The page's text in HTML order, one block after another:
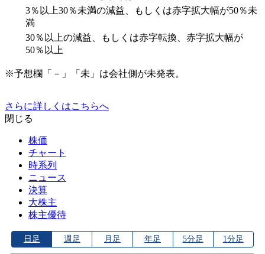
3％以上30％未満の減益、もしくは赤字拡大幅が50％未
満
30％以上の減益、もしくは赤字転換、赤字拡大幅が
50％以上
※予想欄「－」「未」は会社側が未発表。
さらに詳しくはこちらへ
閉じる
株価
チャート
時系列
ニュース
決算
大株主
株主優待
日足 週足 月足 年足 5分足 1分足